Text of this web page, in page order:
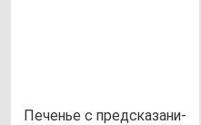
Печенье с пред­ска­за­ни­